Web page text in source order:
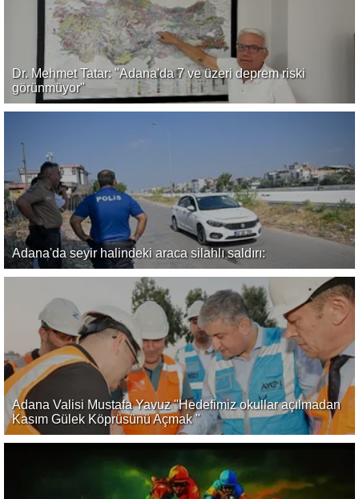
Dr. Mehmet Tatar: "Adana'da 7 ve üzeri deprem riski
görünmüyor"
Adana'da seyir halindeki araca silahlı saldırı:
Adana Valisi Mustafa Yavuz "Hedefimiz okullar açılmadan
Kasım Gülek Köprüsünü Açmak "